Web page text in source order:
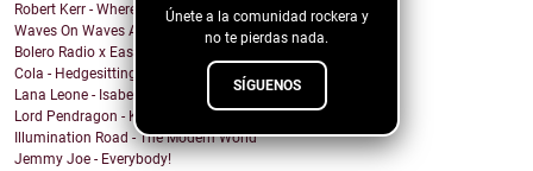
Únete a la comunidad rockera y
no te pierdas nada.
SÍGUENOS
Robert Kerr - Where the Sky Turns Gold
Waves On Waves After Dark x Crimewave - The Center...
Bolero Radio x Easy Love - Forest of Winter
Cola - Hedgesitting
Lana Leone - Isabell
Lord Pendragon - King Kong
Illumination Road - The Modern World
Jemmy Joe - Everybody!